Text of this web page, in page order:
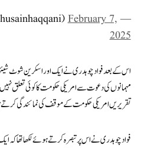
— Husain Haqqani (@husainhaqqani)
February 7,
2025
اس کے بعد فواد چوہدری نے ایک اور اسکرین شوٹ
مہمانوں کی دعوت سے امریکی حکومت کا کوئی تعلق
تقریریں امریکی حکومت کے موقف کی نمائندگی
فواد چوہدری نے اس پر تبصرہ کرتے ہوئے لکھا تھا